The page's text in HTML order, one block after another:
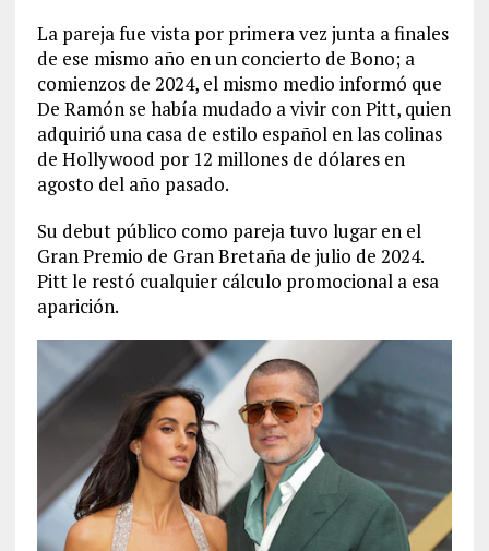
La pareja fue vista por primera vez junta a finales
de ese mismo año en un concierto de Bono; a
comienzos de 2024, el mismo medio informó que
De Ramón se había mudado a vivir con Pitt, quien
adquirió una casa de estilo español en las colinas
de Hollywood por 12 millones de dólares en
agosto del año pasado.
Su debut público como pareja tuvo lugar en el
Gran Premio de Gran Bretaña de julio de 2024.
Pitt le restó cualquier cálculo promocional a esa
aparición.